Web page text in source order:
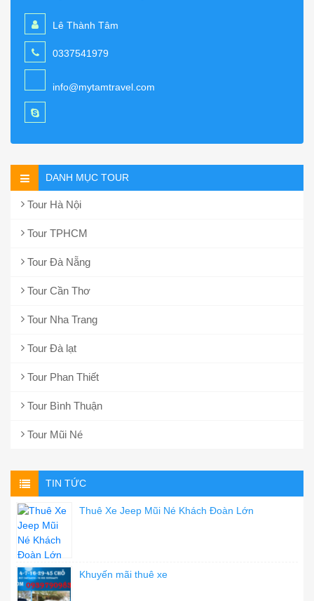
Lê Thành Tâm
0337541979
info@mytamtravel.com
DANH MỤC TOUR
Tour Hà Nội
Tour TPHCM
Tour Đà Nẵng
Tour Cần Thơ
Tour Nha Trang
Tour Đà lạt
Tour Phan Thiết
Tour Bình Thuận
Tour Mũi Né
TIN TỨC
Thuê Xe Jeep Mũi Né Khách Đoàn Lớn
Khuyến mãi thuê xe